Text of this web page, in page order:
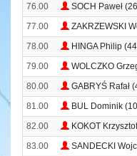
76.00 SOCH Paweł
77.00
ZAKRZEWSKI
78.00
HINGA Philip
79.00
WOLCZKO
80.00
GABRYŚ Rafał
81.00
BUL Dominik
82.00 KOKOT
83.00 SANDECKI